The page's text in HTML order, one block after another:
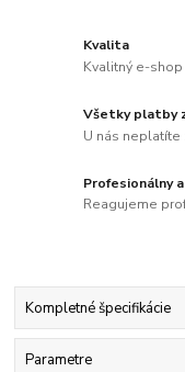
Kvalita
Kvalitný e-
Všetky platby
U nás neplatíte
Profesionálny
Reagujeme
Kompletné špecifikácie
Parametre